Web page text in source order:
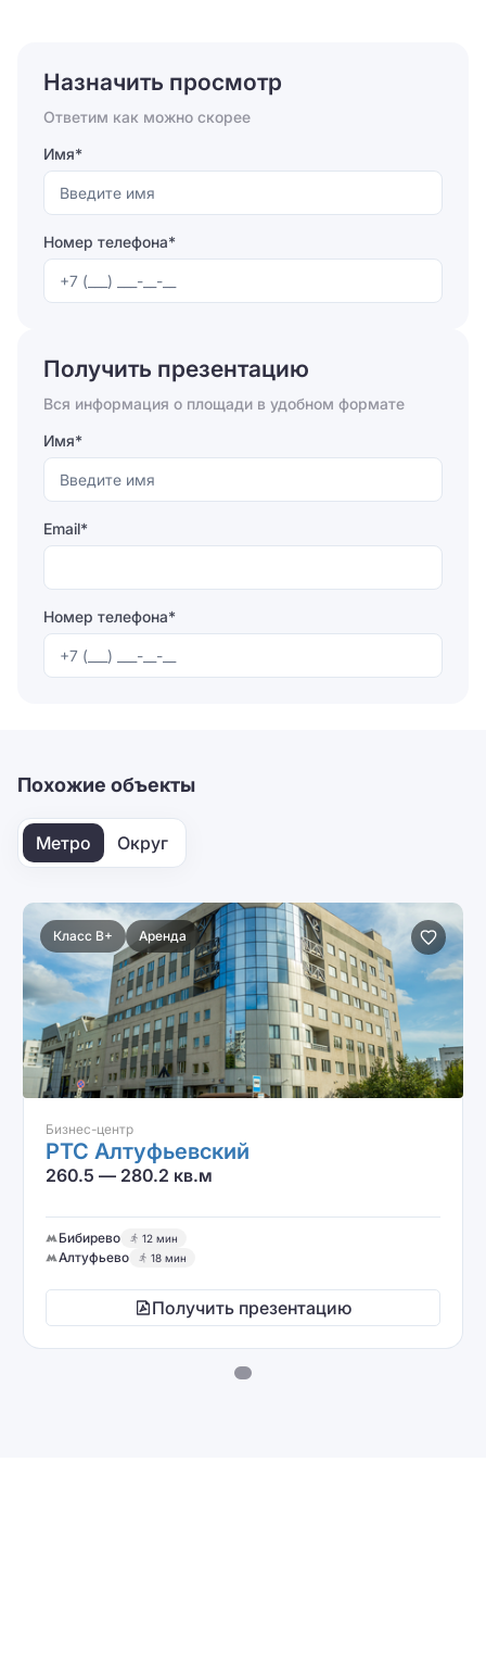
Назначить просмотр
Ответим как можно скорее
Имя*
Номер телефона*
Отправить
Получить презентацию
Вся информация о площади в удобном формате
Имя*
Email*
Номер телефона*
Похожие объекты
Метро Округ
Класс B+ Аренда
Бизнес-центр
РТС Алтуфьевский
260.5 — 280.2 кв.м
Бибирево 12 мин
Алтуфьево 18 мин
Получить презентацию